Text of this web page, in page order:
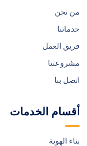
من نحن
خدماتنا
فريق العمل
مشروعتنا
اتصل بنا
أقسام الخدمات
بناء الهوية